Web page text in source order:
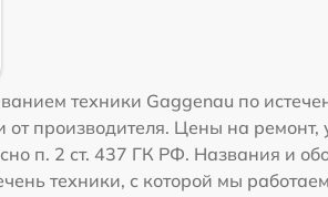
техники Gaggenau по
производителя. Цены на
п. 2 ст. 437 ГК РФ. Названия и
техники, с которой мы